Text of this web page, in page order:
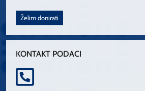
Želim donirati
KONTAKT PODACI